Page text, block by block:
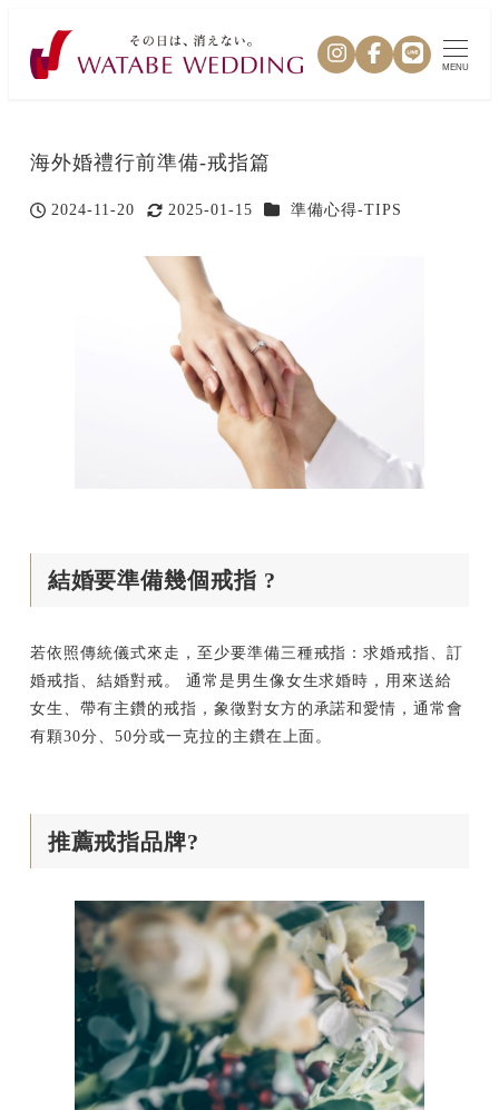
MENU
海外婚禮行前準備-戒指篇
投稿日
2024-11-20
更新日
2025-01-15 カテゴリー
準備心得-TIPS
結婚要準備幾個戒指 ?
若依照傳統儀式來走，至少要準備三種戒指：求婚戒指、訂
婚戒指、結婚對戒。 通常是男生像女生求婚時，用來送給
女生、帶有主鑽的戒指，象徵對女方的承諾和愛情，通常會
有顆30分、50分或一克拉的主鑽在上面。
推薦戒指品牌?